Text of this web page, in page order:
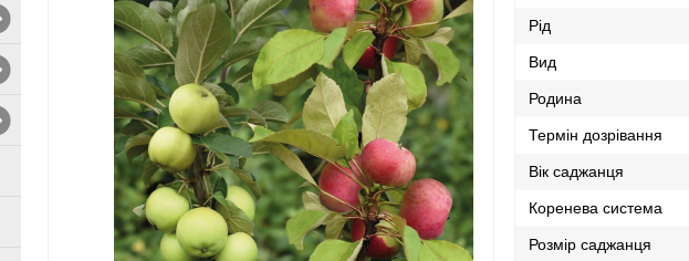
Рід
Вид
Родина
Термін дозрівання
Вік саджанця
Коренева система
Розмір саджанця